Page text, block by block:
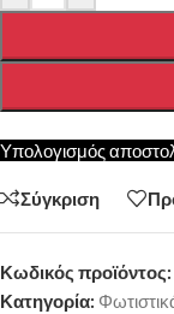
Υπολογισμός
Σύγκριση
Κωδικός προϊόντος:
Κατηγορία: